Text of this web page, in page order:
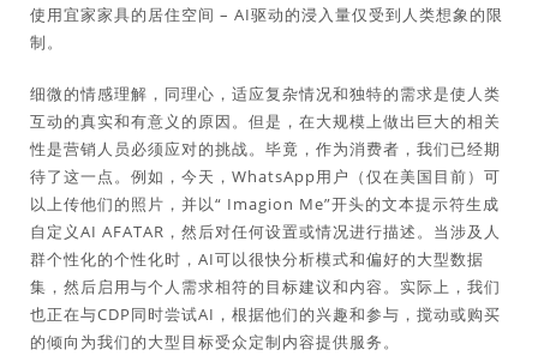
使用宜家家具的居住空间 – AI驱动的浸入量仅受到人类想象的限
制。
细微的情感理解，同理心，适应复杂情况和独特的需求是使人类
互动的真实和有意义的原因。但是，在大规模上做出巨大的相关
性是营销人员必须应对的挑战。毕竟，作为消费者，我们已经期
待了这一点。例如，今天，WhatsApp用户（仅在美国目前）可
以上传他们的照片，并以“ Imagion Me”开头的文本提示符生成
自定义AI AFATAR，然后对任何设置或情况进行描述。当涉及人
群个性化的个性化时，AI可以很快分析模式和偏好的大型数据
集，然后启用与个人需求相符的目标建议和内容。实际上，我们
也正在与CDP同时尝试AI，根据他们的兴趣和参与，搅动或购买
的倾向为我们的大型目标受众定制内容提供服务。